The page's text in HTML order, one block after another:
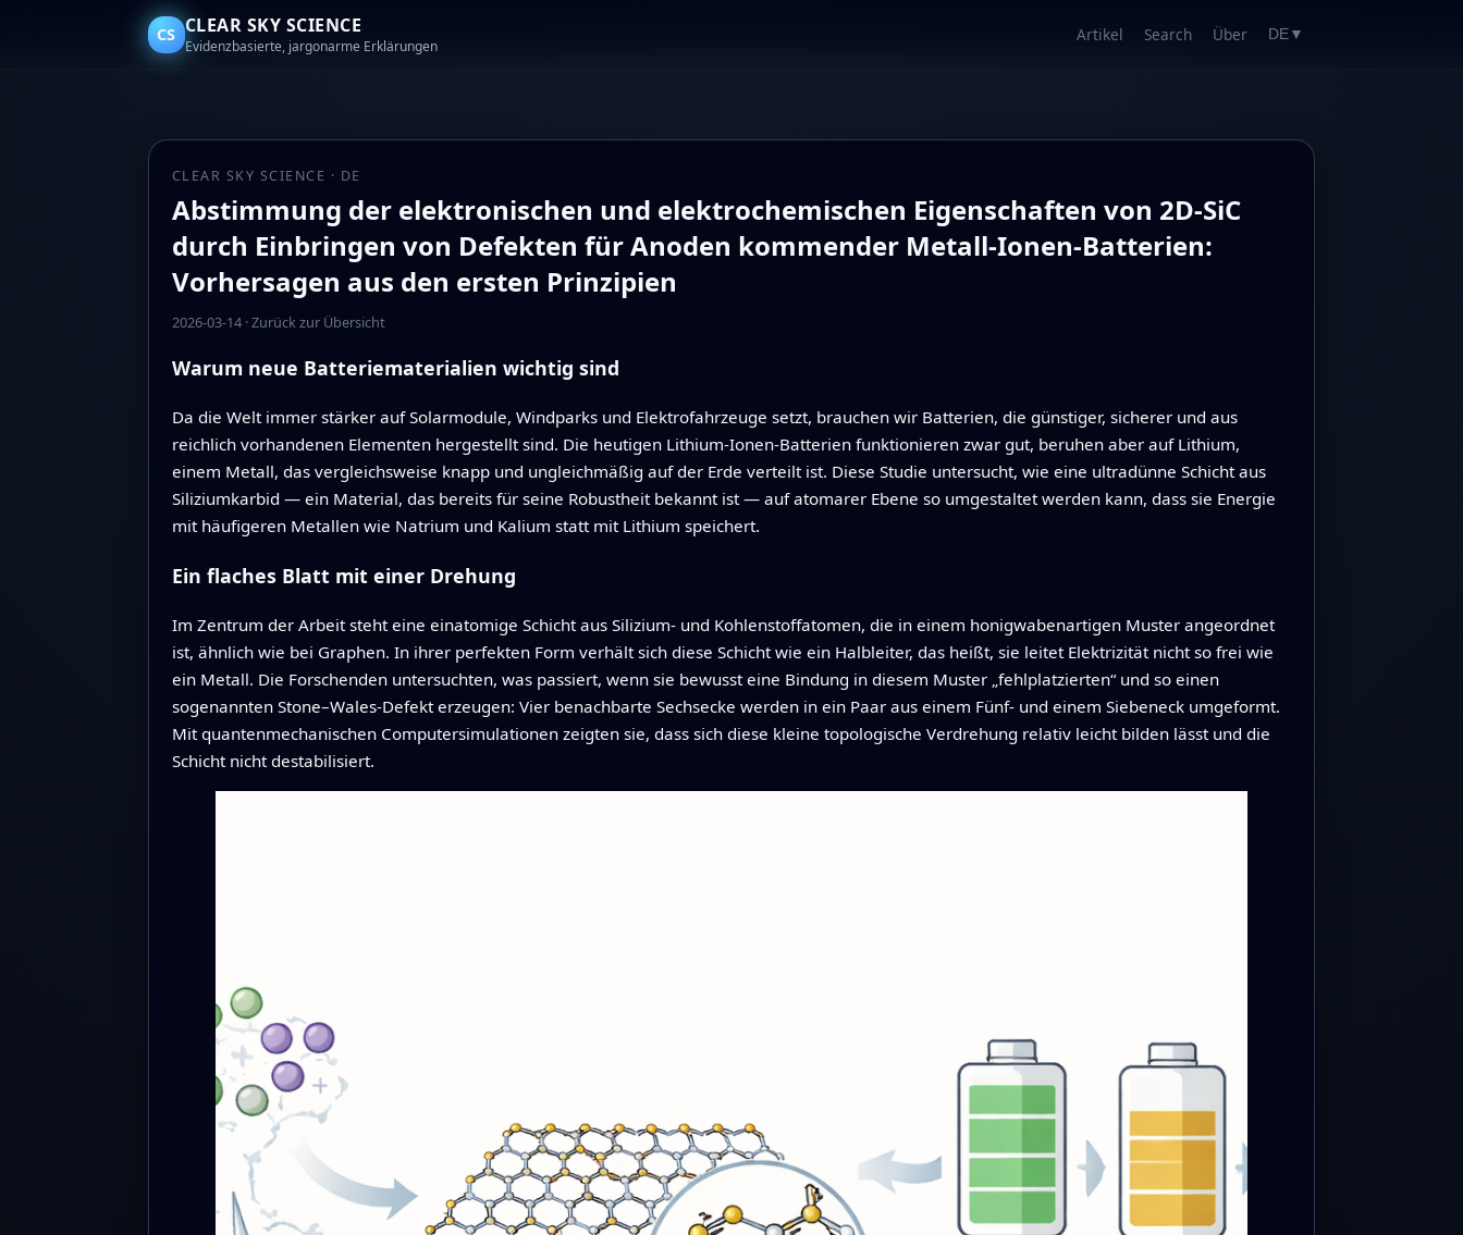
CS CLEAR SKY SCIENCE
Evidenzbasierte, jargonarme Erklärungen
Artikel Search Über DE ▼
CLEAR SKY SCIENCE · DE
Abstimmung der elektronischen und elektrochemischen Eigenschaften von 2D-SiC
durch Einbringen von Defekten für Anoden kommender Metall-Ionen-Batterien:
Vorhersagen aus den ersten Prinzipien
2026-03-14·Zurück zur Übersicht
Warum neue Batteriematerialien wichtig sind
Da die Welt immer stärker auf Solarmodule, Windparks und Elektrofahrzeuge setzt, brauchen wir Batterien, die günstiger, sicherer und aus
reichlich vorhandenen Elementen hergestellt sind. Die heutigen Lithium-Ionen-Batterien funktionieren zwar gut, beruhen aber auf Lithium,
einem Metall, das vergleichsweise knapp und ungleichmäßig auf der Erde verteilt ist. Diese Studie untersucht, wie eine ultradünne Schicht aus
Siliziumkarbid — ein Material, das bereits für seine Robustheit bekannt ist — auf atomarer Ebene so umgestaltet werden kann, dass sie Energie
mit häufigeren Metallen wie Natrium und Kalium statt mit Lithium speichert.
Ein flaches Blatt mit einer Drehung
Im Zentrum der Arbeit steht eine einatomige Schicht aus Silizium- und Kohlenstoffatomen, die in einem honigwabenartigen Muster angeordnet
ist, ähnlich wie bei Graphen. In ihrer perfekten Form verhält sich diese Schicht wie ein Halbleiter, das heißt, sie leitet Elektrizität nicht so frei wie
ein Metall. Die Forschenden untersuchten, was passiert, wenn sie bewusst eine Bindung in diesem Muster „fehlplatzierten“ und so einen
sogenannten Stone–Wales-Defekt erzeugen: Vier benachbarte Sechsecke werden in ein Paar aus einem Fünf- und einem Siebeneck umgeformt.
Mit quantenmechanischen Computersimulationen zeigten sie, dass sich diese kleine topologische Verdrehung relativ leicht bilden lässt und die
Schicht nicht destabilisiert.